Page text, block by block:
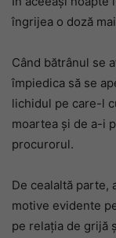
îngrijea o doză
Când bătrânul se
împiedica să se
lichidul pe care-l
moartea și de a-i
procurorul.
De cealaltă parte,
motive evidente
pe relația de grijă